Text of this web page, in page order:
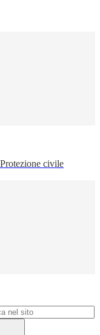
civile